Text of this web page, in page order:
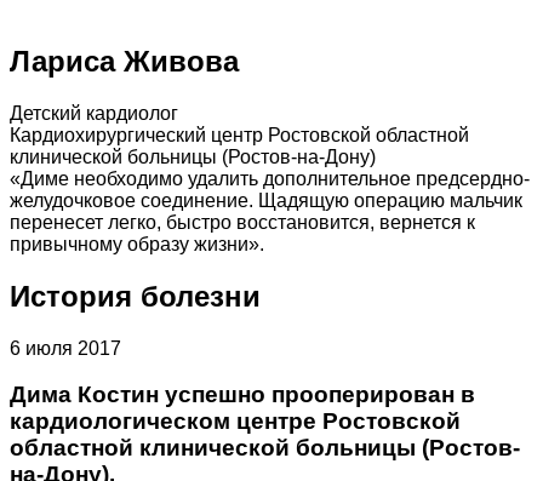
Лариса Живова
Детский кардиолог
Кардиохирургический центр Ростовской областной
клинической больницы (Ростов-на-Дону)
«Диме необходимо удалить дополнительное предсердно-
желудочковое соединение. Щадящую операцию мальчик
перенесет легко, быстро восстановится, вернется к
привычному образу жизни».
История болезни
6 июля 2017
Дима Костин успешно прооперирован в
кардиологическом центре Ростовской
областной клинической больницы (Ростов-
на-Дону).